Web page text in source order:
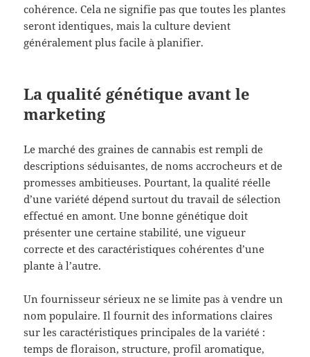
cohérence. Cela ne signifie pas que toutes les plantes
seront identiques, mais la culture devient
généralement plus facile à planifier.
La qualité génétique avant le
marketing
Le marché des graines de cannabis est rempli de
descriptions séduisantes, de noms accrocheurs et de
promesses ambitieuses. Pourtant, la qualité réelle
d’une variété dépend surtout du travail de sélection
effectué en amont. Une bonne génétique doit
présenter une certaine stabilité, une vigueur
correcte et des caractéristiques cohérentes d’une
plante à l’autre.
Un fournisseur sérieux ne se limite pas à vendre un
nom populaire. Il fournit des informations claires
sur les caractéristiques principales de la variété :
temps de floraison, structure, profil aromatique,